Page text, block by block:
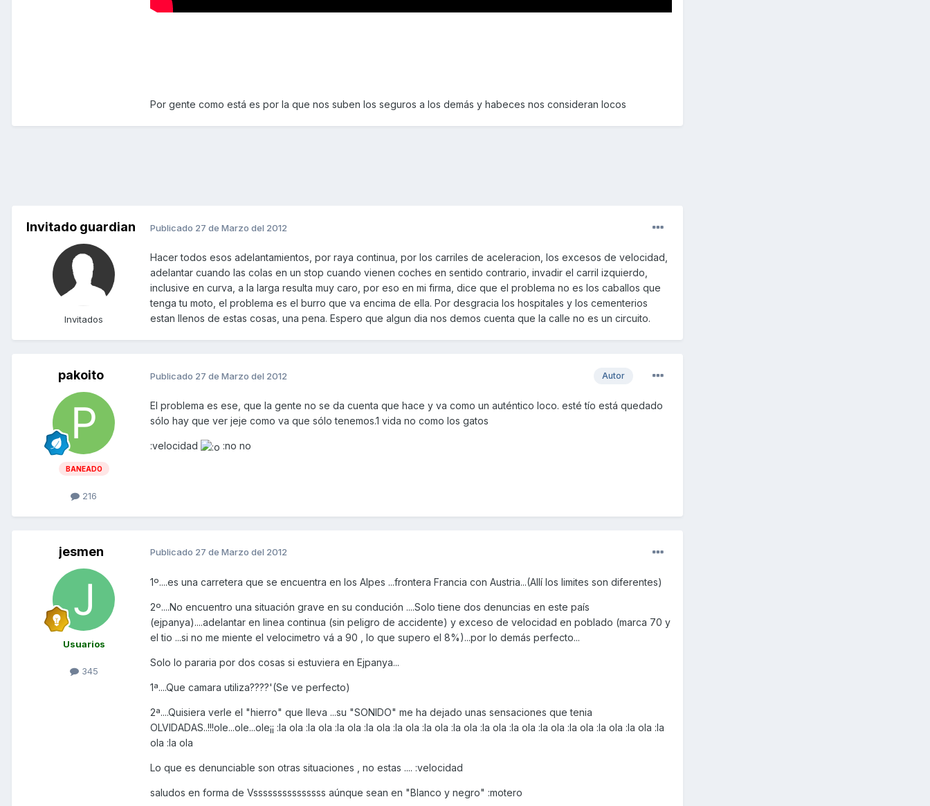
Por gente como está es por la que nos suben los seguros a los demás y habeces nos consideran locos
Invitado guardian
Invitados
Publicado 27 de Marzo del 2012
Hacer todos esos adelantamientos, por raya continua, por los carriles de aceleracion, los excesos de velocidad,
adelantar cuando las colas en un stop cuando vienen coches en sentido contrario, invadir el carril izquierdo,
inclusive en curva, a la larga resulta muy caro, por eso en mi firma, dice que el problema no es los caballos que
tenga tu moto, el problema es el burro que va encima de ella. Por desgracia los hospitales y los cementerios
estan llenos de estas cosas, una pena. Espero que algun dia nos demos cuenta que la calle no es un circuito.
pakoito
BANEADO
216
Autor
Publicado 27 de Marzo del 2012
El problema es ese, que la gente no se da cuenta que hace y va como un auténtico loco. esté tío está quedado
sólo hay que ver jeje como va que sólo tenemos.1 vida no como los gatos
:velocidad :no no
jesmen
Usuarios
345
Publicado 27 de Marzo del 2012
1º....es una carretera que se encuentra en los Alpes ...frontera Francia con Austria...(Allí los limites son diferentes)
2º....No encuentro una situación grave en su condución ....Solo tiene dos denuncias en este país
(ejpanya)....adelantar en linea continua (sin peligro de accidente) y exceso de velocidad en poblado (marca 70 y
el tio ...si no me miente el velocimetro vá a 90 , lo que supero el 8%)...por lo demás perfecto...
Solo lo pararia por dos cosas si estuviera en Ejpanya...
1ª....Que camara utiliza????'(Se ve perfecto)
2ª....Quisiera verle el "hierro" que lleva ...su "SONIDO" me ha dejado unas sensaciones que tenia
OLVIDADAS..!!!ole...ole...ole¡¡ :la ola :la ola :la ola :la ola :la ola :la ola :la ola :la ola :la ola :la ola :la ola :la ola :la ola :la
ola :la ola
Lo que es denunciable son otras situaciones , no estas .... :velocidad
saludos en forma de Vsssssssssssssss aúnque sean en "Blanco y negro" :motero